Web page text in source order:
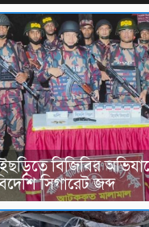
বিজিবির
সিগারেট জব্দ